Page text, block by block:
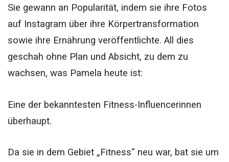
Sie gewann an Popularität, indem sie ihre Fotos
auf Instagram über ihre Körpertransformation
sowie ihre Ernährung veröffentlichte. All dies
geschah ohne Plan und Absicht, zu dem zu
wachsen, was Pamela heute ist:
Eine der bekanntesten Fitness-Influencerinnen
überhaupt.
Da sie in dem Gebiet „Fitness“ neu war, bat sie um